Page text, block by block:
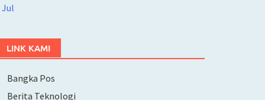
Jul
LINK KAMI
Bangka Pos
Berita Teknologi